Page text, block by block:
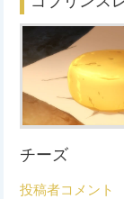
チーズ
投稿者コメント